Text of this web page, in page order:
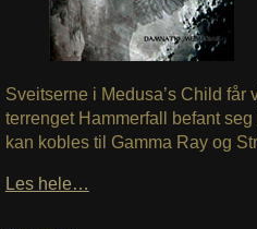
Sveitserne i Medusa’s Child får
terrenget Hammerfall befant
kan kobles til Gamma Ray og
Les hele…